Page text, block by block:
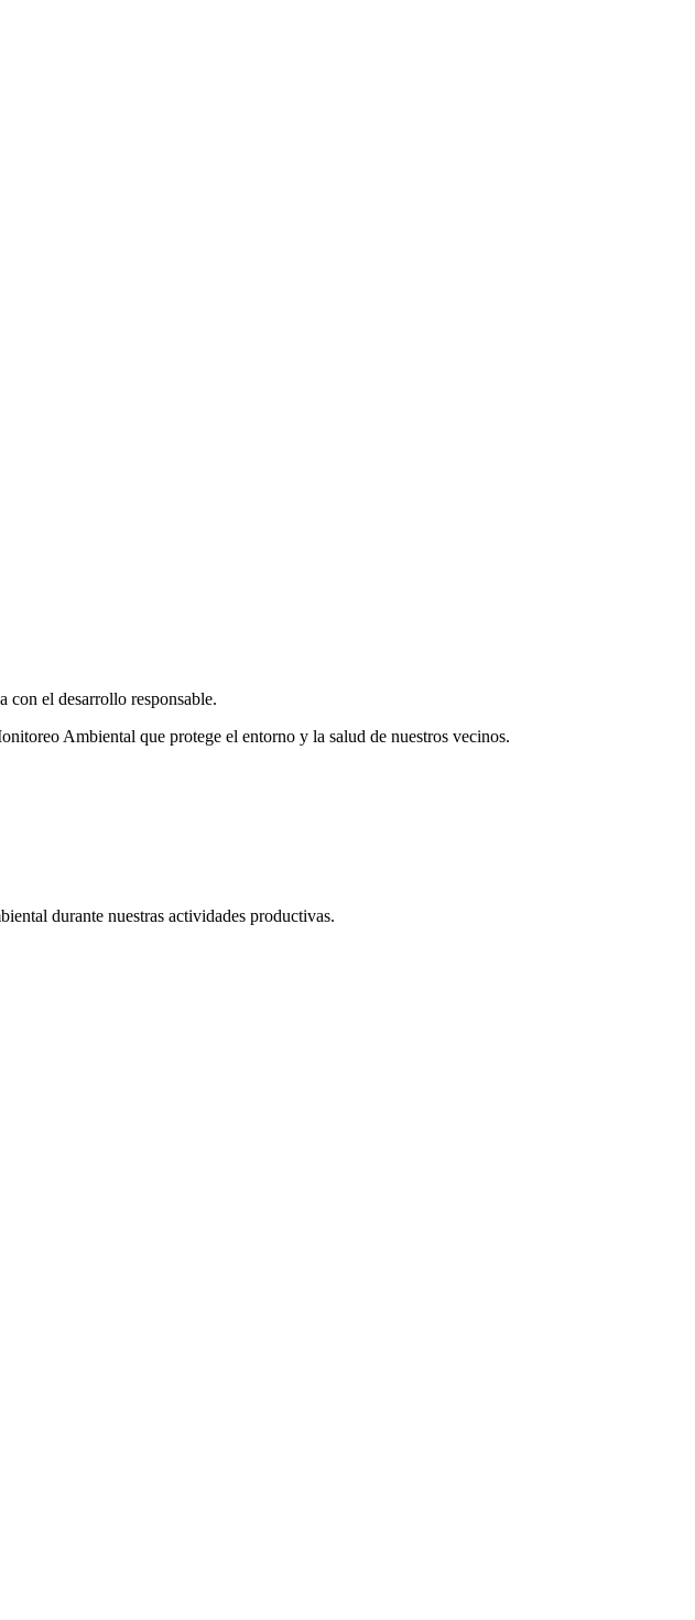
con el desarrollo responsable.
Ambiental que protege el entorno y la salud de nuestros vecinos.
durante nuestras actividades productivas.